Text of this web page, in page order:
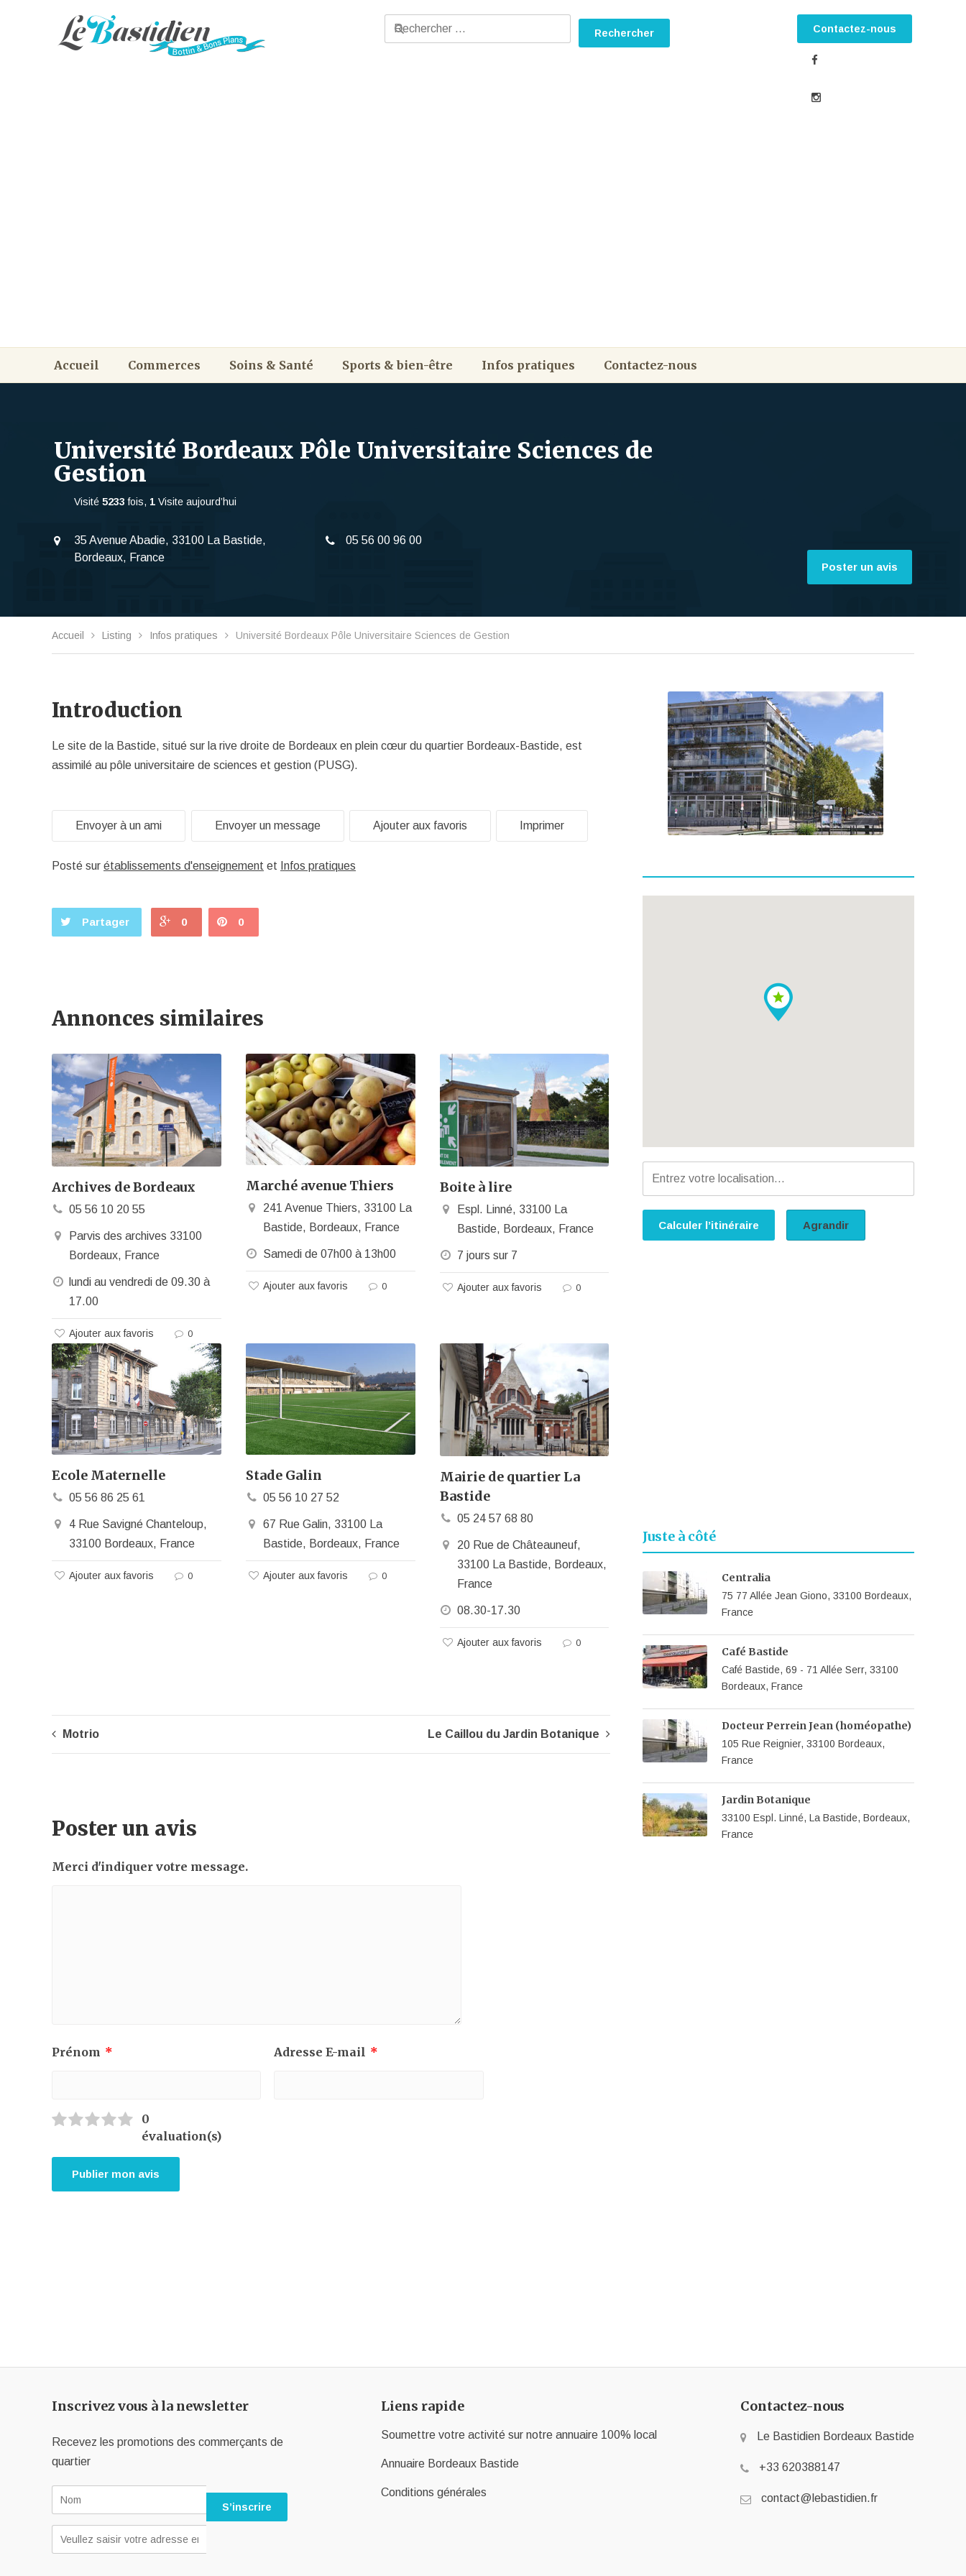
Contactez-nous
Accueil Commerces Soins & Santé Sports & bien-être Infos pratiques Contactez-nous
Université Bordeaux Pôle Universitaire Sciences de
Gestion
Visité 5233 fois, 1 Visite aujourd’hui
35 Avenue Abadie, 33100 La Bastide,
Bordeaux, France
05 56 00 96 00
Poster un avis
Accueil Listing Infos pratiques Université Bordeaux Pôle Universitaire Sciences de Gestion
Introduction
Le site de la Bastide, situé sur la rive droite de Bordeaux en plein cœur du quartier Bordeaux-Bastide, est
assimilé au pôle universitaire de sciences et gestion (PUSG).
Envoyer à un ami Envoyer un message Ajouter aux favoris Imprimer
Posté sur établissements d'enseignement et Infos pratiques
Partager 0 0
Annonces similaires
Archives de Bordeaux
05 56 10 20 55
Parvis des archives 33100
Bordeaux, France
lundi au vendredi de 09.30 à
17.00
Ajouter aux favoris 0
Marché avenue Thiers
241 Avenue Thiers, 33100 La
Bastide, Bordeaux, France
Samedi de 07h00 à 13h00
Ajouter aux favoris 0
Boite à lire
Espl. Linné, 33100 La
Bastide, Bordeaux, France
7 jours sur 7
Ajouter aux favoris 0
Ecole Maternelle
05 56 86 25 61
4 Rue Savigné Chanteloup,
33100 Bordeaux, France
Ajouter aux favoris 0
Stade Galin
05 56 10 27 52
67 Rue Galin, 33100 La
Bastide, Bordeaux, France
Ajouter aux favoris 0
Mairie de quartier La
Bastide
05 24 57 68 80
20 Rue de Châteauneuf,
33100 La Bastide, Bordeaux,
France
08.30-17.30
Ajouter aux favoris 0
Motrio Le Caillou du Jardin Botanique
Poster un avis
Merci d'indiquer votre message.
Prénom * Adresse E-mail *
0
évaluation(s)
Calculer l’itinéraire Agrandir
Juste à côté
Centralia
75 77 Allée Jean Giono, 33100 Bordeaux,
France
Café Bastide
Café Bastide, 69 - 71 Allée Serr, 33100
Bordeaux, France
Docteur Perrein Jean (homéopathe)
105 Rue Reignier, 33100 Bordeaux,
France
Jardin Botanique
33100 Espl. Linné, La Bastide, Bordeaux,
France
Inscrivez vous à la newsletter
Recevez les promotions des commerçants de
quartier
Liens rapide
Soumettre votre activité sur notre annuaire 100% local
Annuaire Bordeaux Bastide
Conditions générales
Contactez-nous
Le Bastidien Bordeaux Bastide
+33 620388147
contact@lebastidien.fr